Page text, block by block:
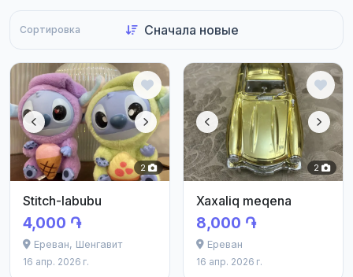
Сортировка
2
Stitch-labubu
4,000 ֏
Ереван, Шенгавит
16 апр. 2026 г.
2
Xaxaliq meqena
8,000 ֏
Ереван
16 апр. 2026 г.